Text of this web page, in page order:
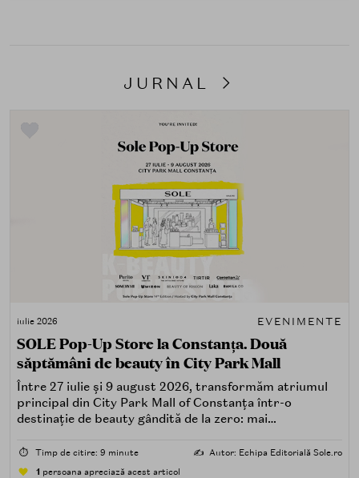
JURNAL
iulie 2026 EVENIMENTE
SOLE Pop-Up Store la Constanța. Două
săptămâni de beauty în City Park Mall
Între 27 iulie și 9 august 2026, transformăm atriumul
principal din City Park Mall of Constanța într-o
destinație de beauty gândită de la zero: mai
care îți place, de fapt, să descoperi produse — testând,
atingând, comparând, întrebând.
⏱️ Timp de citire: 9 minute ✍️ Autor: Echipa Editorială Sole.ro
1 persoana apreciază acest articol